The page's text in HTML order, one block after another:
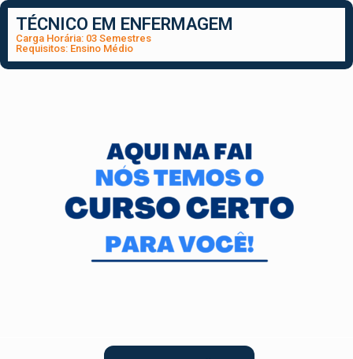
TÉCNICO EM ENFERMAGEM
Carga Horária: 03 Semestres
Requisitos: Ensino Médio